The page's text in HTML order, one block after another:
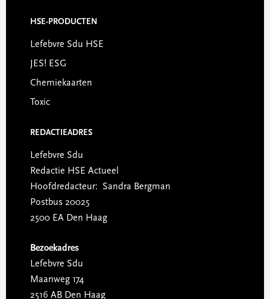
HSE-PRODUCTEN
Lefebvre Sdu HSE
JES! ESG
Chemiekaarten
Toxic
REDACTIEADRES
Lefebvre Sdu
Redactie HSE Actueel
Hoofdredacteur: Sandra Bergman
Postbus 20025
2500 EA Den Haag
Bezoekadres
Lefebvre Sdu
Maanweg 174
2516 AB Den Haag